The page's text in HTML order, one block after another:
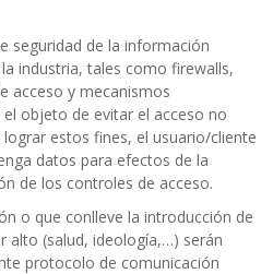
seguridad de la información
industria, tales como firewalls,
acceso y mecanismos
objeto de evitar el acceso no
estos fines, el usuario/cliente
datos para efectos de la
de los controles de acceso.
o que conlleve la introducción de
alto (salud, ideología,…) serán
protocolo de comunicación